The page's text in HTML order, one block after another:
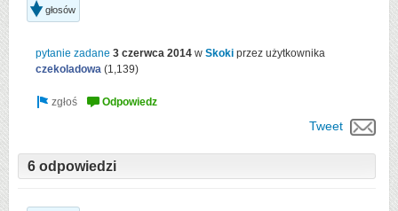
głosów
pytanie zadane 3 czerwca 2014 w Skoki przez użytkownika
czekoladowa (1,139)
Tweet
6 odpowiedzi